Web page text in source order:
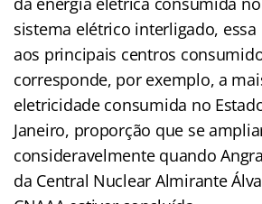
sistema elétrico interligado, essa
aos principais centros
corresponde, por exemplo, a
eletricidade consumida no
Janeiro, proporção que se
consideravelmente quando
da Central Nuclear Almirante